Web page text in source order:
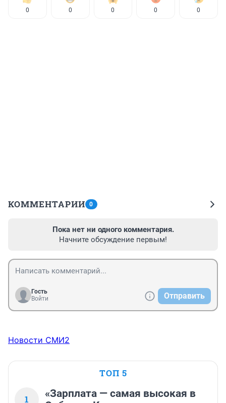
0 0 0 0 0
КОММЕНТАРИИ 0
Пока нет ни одного комментария.
Начните обсуждение первым!
Гость
Войти
Отправить
Новости СМИ2
ТОП 5
1
«Зарплата — самая высокая в